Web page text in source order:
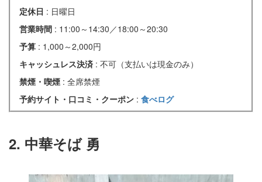
定休日 : 日曜日
営業時間 : 11:00～14:30／18:00～20:30
予算 : 1,000～2,000円
キャッシュレス決済 : 不可（支払いは現金のみ）
禁煙・喫煙 : 全席禁煙
予約サイト・口コミ・クーポン : 食べログ
2. 中華そば 勇